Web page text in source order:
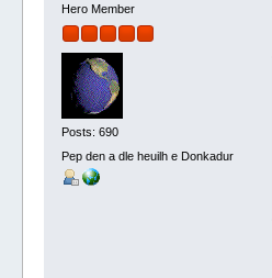
Hero Member
Posts: 690
Pep den a dle heuilh e Donkadur